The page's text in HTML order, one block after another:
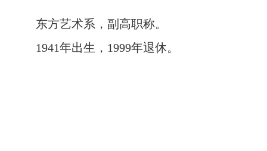
东方艺术系，副高职称。
1941年出生，1999年退休。